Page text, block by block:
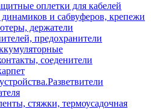
оплетки для кабелей
и сабвуферов, крепежи
держатели
предохранители
соеденители
стяжки, термоусадочная